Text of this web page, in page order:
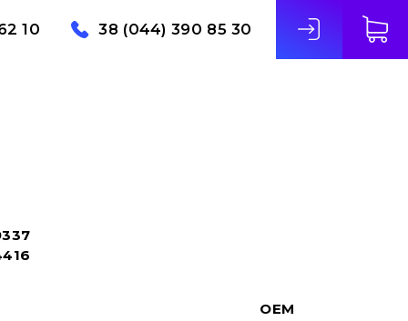
10 38 (044) 390 85 30
OEM